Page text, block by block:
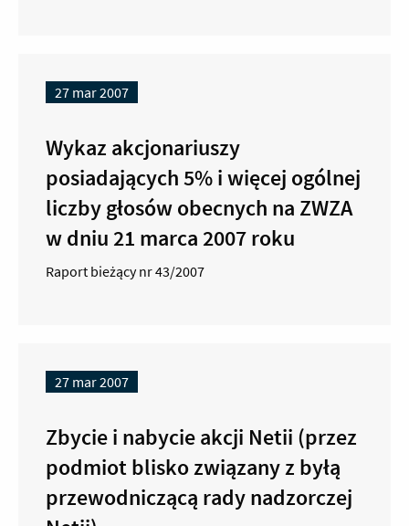
27 mar 2007
Wykaz akcjonariuszy
posiadających 5% i więcej ogólnej
liczby głosów obecnych na ZWZA
w dniu 21 marca 2007 roku
Raport bieżący nr 43/2007
27 mar 2007
Zbycie i nabycie akcji Netii (przez
podmiot blisko związany z byłą
przewodniczącą rady nadzorczej